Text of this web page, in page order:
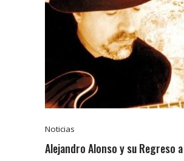
Noticias
Alejandro Alonso y su Regreso